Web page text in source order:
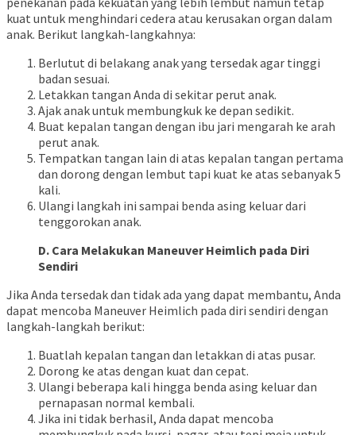
kuat untuk menghindari cedera atau kerusakan organ dalam
anak. Berikut langkah-langkahnya:
Berlutut di belakang anak yang tersedak agar tinggi
badan sesuai.
Letakkan tangan Anda di sekitar perut anak.
Ajak anak untuk membungkuk ke depan sedikit.
Buat kepalan tangan dengan ibu jari mengarah ke arah
perut anak.
Tempatkan tangan lain di atas kepalan tangan pertama
dan dorong dengan lembut tapi kuat ke atas sebanyak 5
kali.
Ulangi langkah ini sampai benda asing keluar dari
tenggorokan anak.
D. Cara Melakukan Maneuver Heimlich pada Diri
Sendiri
Jika Anda tersedak dan tidak ada yang dapat membantu, Anda
dapat mencoba Maneuver Heimlich pada diri sendiri dengan
langkah-langkah berikut:
Buatlah kepalan tangan dan letakkan di atas pusar.
Dorong ke atas dengan kuat dan cepat.
Ulangi beberapa kali hingga benda asing keluar dan
pernapasan normal kembali.
Jika ini tidak berhasil, Anda dapat mencoba